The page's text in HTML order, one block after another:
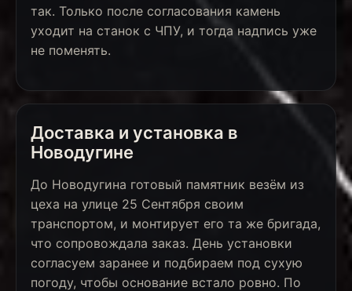
так. Только после согласования камень
уходит на станок с ЧПУ, и тогда надпись уже
не поменять.
Доставка и установка в
Новодугине
До Новодугина готовый памятник везём из
цеха на улице 25 Сентября своим
транспортом, и монтирует его та же бригада,
что сопровождала заказ. День установки
согласуем заранее и подбираем под сухую
погоду, чтобы основание встало ровно. По